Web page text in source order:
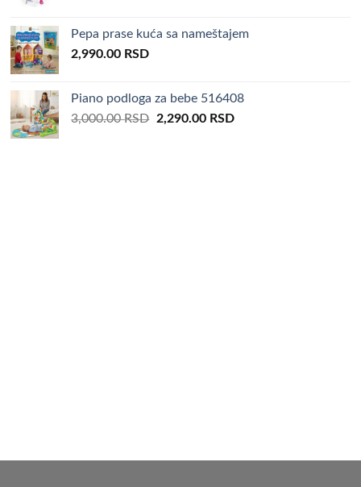
5,000.00 RSD.3,690.00 RSD.
Pepa prase kuća sa nameštajem
2,990.00 RSD
Piano podloga za bebe 516408
3,000.00RSD Original
2,290.00 RSDCurrent